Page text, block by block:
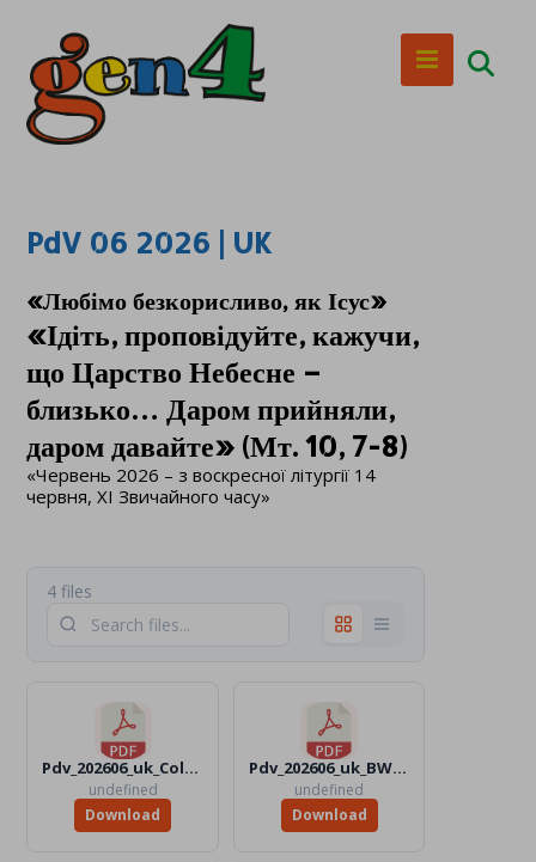
PdV 06 2026 | UK
«Любімо безкорисливо, як Ісус»
«Ідіть, проповідуйте, кажучи,
що Царство Небесне –
близько… Даром прийняли,
даром давайте» (Мт. 10, 7-8)
«Червень 2026 – з воскресної літургії 14
червня, XI Звичайного часу»
4 files
Pdv_202606_uk_Color.pdf
undefined
Download
Pdv_202606_uk_BW.pdf
undefined
Download